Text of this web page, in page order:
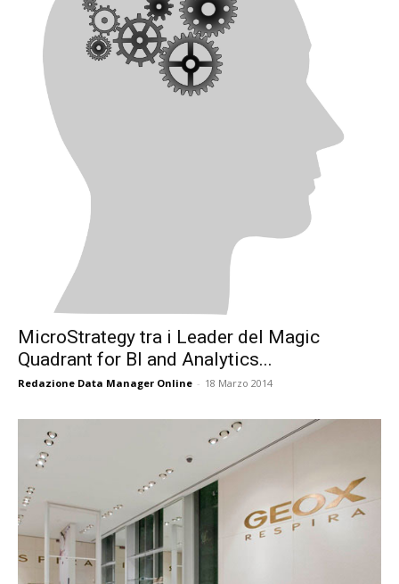
MicroStrategy tra i Leader del Magic
Quadrant for BI and Analytics...
Redazione Data Manager Online - 18 Marzo 2014